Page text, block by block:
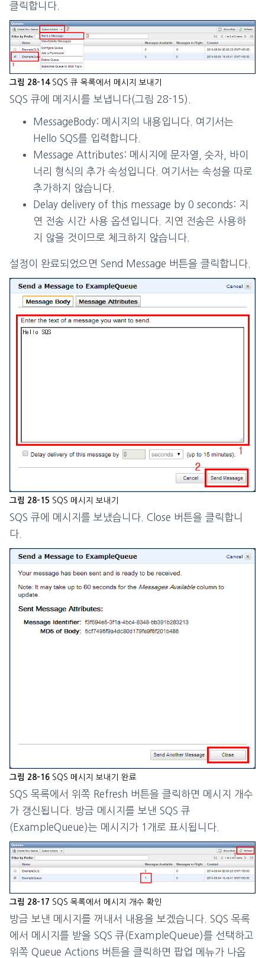
클릭합니다.
그림 28-14SQS 큐 목록에서 메시지 보내기
SQS 큐에 메지시를 보냅니다(그림 28-15).
MessageBody: 메시지의 내용입니다. 여기서는
Hello SQS를 입력합니다.
Message Attributes: 메시지에 문자열, 숫자, 바이
너리 형식의 추가 속성입니다. 여기서는 속성을 따로
추가하지 않습니다.
Delay delivery of this message by 0 seconds: 지
연 전송 시간 사용 옵션입니다. 지연 전송은 사용하
지 않을 것이므로 체크하지 않습니다.
설정이 완료되었으면 Send Message 버튼을 클릭합니다.
그림 28-15 SQS 메시지 보내기
SQS 큐에 메시지를 보냈습니다. Close 버튼을 클릭합니
다.
그림 28-16 SQS 메시지 보내기 완료
SQS 목록에서 위쪽 Refresh 버튼을 클릭하면 메시지 개수
가 갱신됩니다. 방금 메시지를 보낸 SQS 큐
(ExampleQueue)는 메시지가 1개로 표시됩니다.
그림 28-17 SQS 목록에서 메시지 개수 확인
방금 보낸 메시지를 꺼내서 내용을 보겠습니다. SQS 목록
에서 메시지를 받을 SQS 큐(ExampleQueue)를 선택하고
위쪽 Queue Actions 버튼을 클릭하면 팝업 메뉴가 나옵